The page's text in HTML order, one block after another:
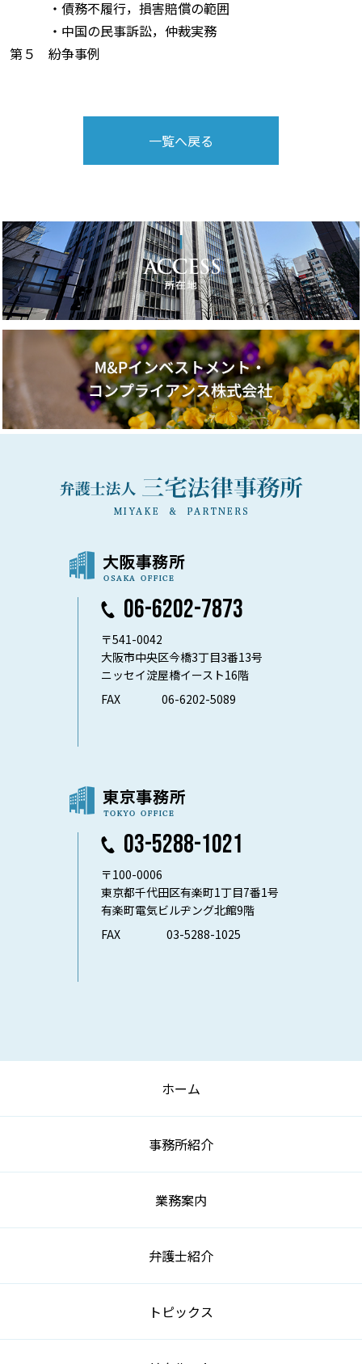
・債務不履行，損害賠償の範囲
・中国の民事訴訟，仲裁実務
第５ 紛争事例
一覧へ戻る
06-6202-7873
〒541-0042
大阪市中央区今橋3丁目3番13号
ニッセイ淀屋橋イースト16階
FAX
06-6202-5089
03-5288-1021
〒100-0006
東京都千代田区有楽町1丁目7番1号
有楽町電気ビルヂング北館9階
FAX
03-5288-1025
ホーム
事務所紹介
業務案内
弁護士紹介
トピックス